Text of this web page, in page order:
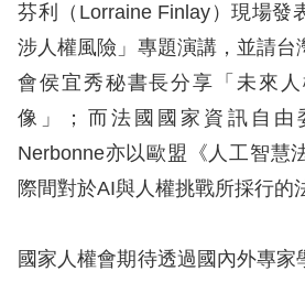
最
新
消
息
人
權
務
芬利（Lorraine Finlay）現場發
涉人權風險」專題演講，並請台
會侯宜秀秘書長分享「未來
像」；而法國國家資訊自由
Nerbonne亦以歐盟《人工智慧
際間對於AI與人權挑戰所採行的
國家人權會期待透過國內外專